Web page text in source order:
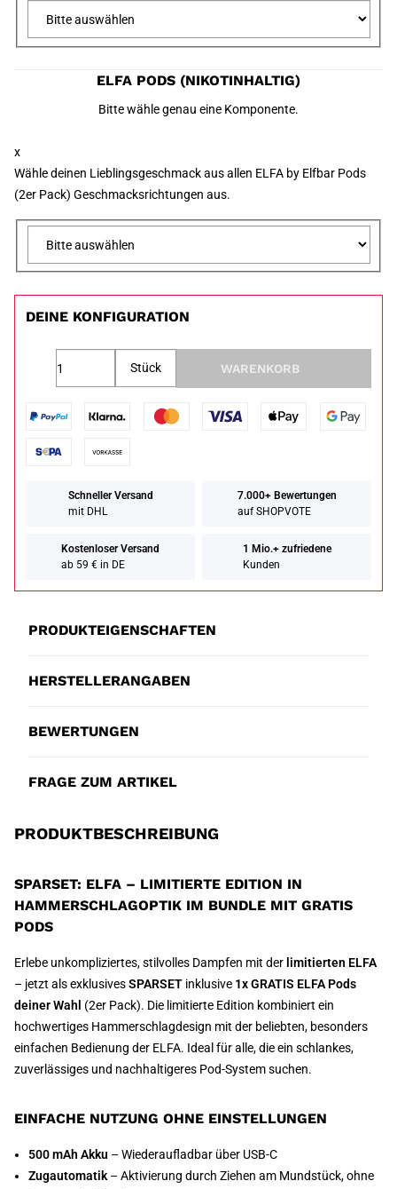
ELFA PODS (NIKOTINHALTIG)
Bitte wähle genau eine Komponente.
x
Wähle deinen Lieblingsgeschmack aus allen ELFA by Elfbar Pods
(2er Pack) Geschmacksrichtungen aus.
DEINE KONFIGURATION
Stück WARENKORB
Schneller Versand
mit DHL
7.000+ Bewertungen
auf SHOPVOTE
Kostenloser Versand
ab 59 € in DE
1 Mio.+ zufriedene
Kunden
PRODUKTEIGENSCHAFTEN
HERSTELLERANGABEN
BEWERTUNGEN
FRAGE ZUM ARTIKEL
PRODUKTBESCHREIBUNG
SPARSET: ELFA – LIMITIERTE EDITION IN
HAMMERSCHLAGOPTIK IM BUNDLE MIT GRATIS
PODS
Erlebe unkompliziertes, stilvolles Dampfen mit der limitierten ELFA
– jetzt als exklusivesSPARSET inklusive 1x GRATIS ELFA Pods
deiner Wahl (2er Pack). Die limitierte Edition kombiniert ein
hochwertiges Hammerschlagdesign mit der beliebten, besonders
einfachen Bedienung der ELFA. Ideal für alle, die ein schlankes,
zuverlässiges und nachhaltigeres Pod-System suchen.
EINFACHE NUTZUNG OHNE EINSTELLUNGEN
500 mAh Akku – Wiederaufladbar über USB-C
Zugautomatik– Aktivierung durch Ziehen am Mundstück, ohne